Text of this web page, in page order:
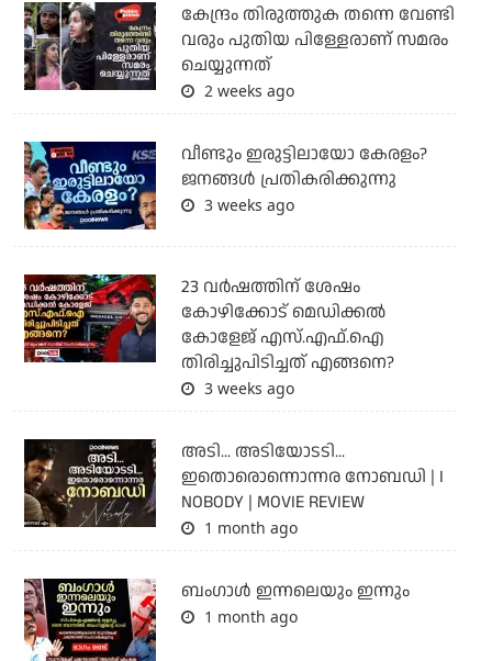
കേന്ദ്രം തിരുത്തുക തന്നെ വേണ്ടി
വരും പുതിയ പിള്ളേരാണ് സമരം
ചെയ്യുന്നത്
2 weeks ago
വീണ്ടും ഇരുട്ടിലായോ കേരളം?
ജനങ്ങൾ പ്രതികരിക്കുന്നു
3 weeks ago
23 വർഷത്തിന് ശേഷം
കോഴിക്കോട് മെഡിക്കൽ
കോളേജ് എസ്.എഫ്.ഐ
തിരിച്ചുപിടിച്ചത് എങ്ങനെ?
3 weeks ago
അടി... അടിയോടടി...
ഇതൊരൊന്നൊന്നര നോബഡി | I
NOBODY | MOVIE REVIEW
1 month ago
ബംഗാള്‍ ഇന്നലെയും ഇന്നും
1 month ago